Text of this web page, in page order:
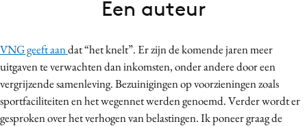
Carriere
Contentmarketing
Craft
Customer Experience
VNG geeft aandat “het knelt”. Er zijn de komende jaren meer
uitgaven te verwachten dan inkomsten, onder andere door een
vergrijzende samenleving. Bezuinigingen op voorzieningen zoals
sportfaciliteiten en het wegennet werden genoemd. Verder wordt er
gesproken over het verhogen van belastingen. Ik poneer graag de
Een auteur